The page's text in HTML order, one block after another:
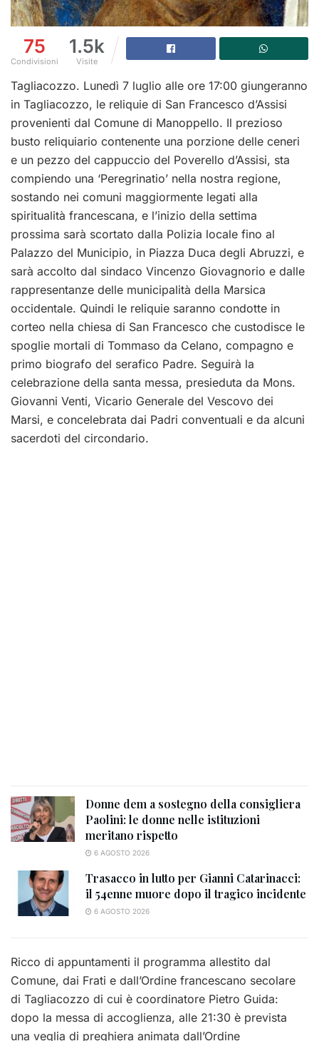
75
Condivisioni
1.5k
Visite
Tagliacozzo. Lunedì 7 luglio alle ore 17:00 giungeranno
in Tagliacozzo, le reliquie di San Francesco d’Assisi
provenienti dal Comune di Manoppello. Il prezioso
busto reliquiario contenente una porzione delle ceneri
e un pezzo del cappuccio del Poverello d’Assisi, sta
compiendo una ‘Peregrinatio’ nella nostra regione,
sostando nei comuni maggiormente legati alla
spiritualità francescana, e l’inizio della settima
prossima sarà scortato dalla Polizia locale fino al
Palazzo del Municipio, in Piazza Duca degli Abruzzi, e
sarà accolto dal sindaco Vincenzo Giovagnorio e dalle
rappresentanze delle municipalità della Marsica
occidentale. Quindi le reliquie saranno condotte in
corteo nella chiesa di San Francesco che custodisce le
spoglie mortali di Tommaso da Celano, compagno e
primo biografo del serafico Padre. Seguirà la
celebrazione della santa messa, presieduta da Mons.
Giovanni Venti, Vicario Generale del Vescovo dei
Marsi, e concelebrata dai Padri conventuali e da alcuni
sacerdoti del circondario.
Donne dem a sostegno della consigliera
Paolini: le donne nelle istituzioni
meritano rispetto
6 AGOSTO 2026
Trasacco in lutto per Gianni Catarinacci:
il 54enne muore dopo il tragico incidente
6 AGOSTO 2026
Ricco di appuntamenti il programma allestito dal
Comune, dai Frati e dall’Ordine francescano secolare
di Tagliacozzo di cui è coordinatore Pietro Guida:
dopo la messa di accoglienza, alle 21:30 è prevista
una veglia di preghiera animata dall’Ordine